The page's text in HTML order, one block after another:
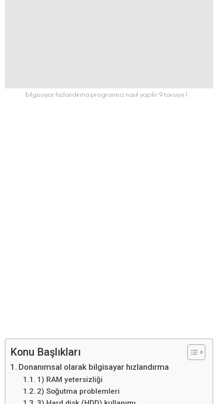
bilgisayar hizlandirma programsiz nasil yapilir 9 tavsiye 1
Konu Başlıkları
Donanımsal olarak bilgisayar hızlandırma
1) RAM yetersizliği
2) Soğutma problemleri